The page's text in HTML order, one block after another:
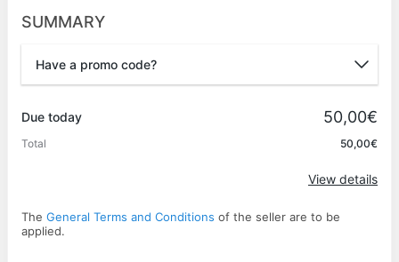
SUMMARY
Have a promo code?
Due today 50,00€
Total 50,00€
View details
The General Terms and Conditions of the seller are to be
applied.